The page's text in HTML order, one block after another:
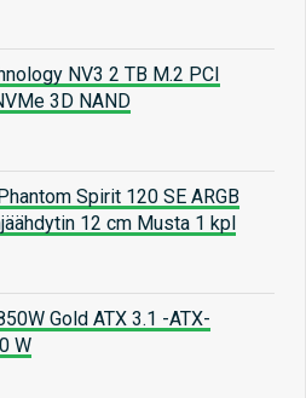
NV3 2 TB M.2 PCI
3D NAND
Spirit 120 SE ARGB
12 cm Musta 1 kpl
Gold ATX 3.1 -ATX-
W